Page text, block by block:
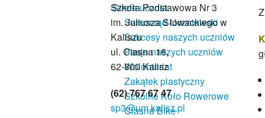
Strefa ucznia
Samorząd Uczniowski
Sukcesy naszych uczniów
Pasje naszych uczniów
Wolontariat
Zakątek plastyczny
Szkolne Koło Rowerowe
Ciasna Bike
Szkoła Podstawowa Nr 3
im. Juliusza Słowackiego w
Kaliszu
ul. Ciasna 16,
62-800 Kalisz
(62) 767 67 47
sp3@um.kalisz.pl